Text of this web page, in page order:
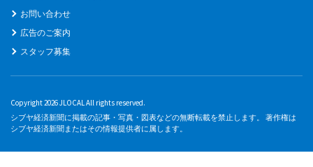
お問い合わせ
広告のご案内
スタッフ募集
Copyright 2026 JLOCAL All rights reserved.
シブヤ経済新聞に掲載の記事・写真・図表などの無断転載を禁止します。 著作権は
シブヤ経済新聞またはその情報提供者に属します。